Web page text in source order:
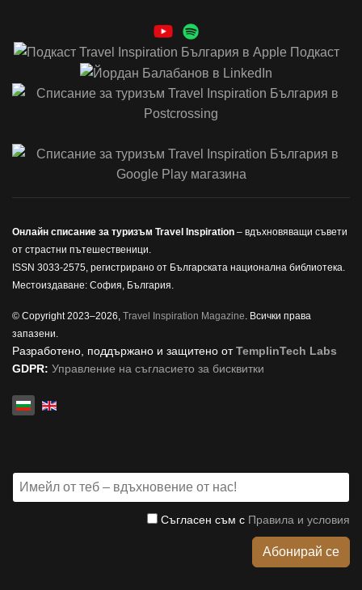
Онлайн списание за туризъм Travel Inspiration – вдъхновяващи съвети
от страстни пътешественици.
ISSN 3033-2575, регистрирано от Българската национална библиотека.
Местоиздаване: София, България.
© Copyright 2023–2026, Travel Inspiration Magazine. Всички права
запазени.
Разработено, поддържано и защитено отTemplinTech Labs
GDPR: Управление на съгласието за бисквитки
Изберете език
Съгласен съм с Правила и условия
Абонирай се